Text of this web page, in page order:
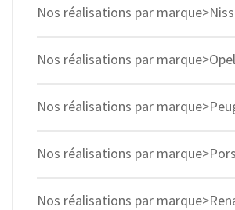
Nos réalisations par
Nos réalisations par marque>Opel
Nos réalisations par
Nos réalisations par
Nos réalisations par